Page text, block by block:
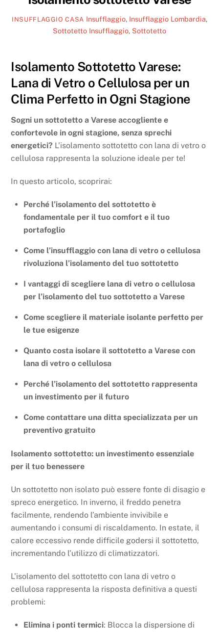
INSUFFLAGGIO CASA Insufflaggio, Insufflaggio Lombardia,
Sottotetto Insufflaggio, Sottotetto
Isolamento Sottotetto Varese:
Lana di Vetro o Cellulosa per un
Clima Perfetto in Ogni Stagione
Sogni un sottotetto a Varese accogliente e
confortevole in ogni stagione, senza sprechi
energetici? L’isolamento sottotetto con lana di vetro o
cellulosa rappresenta la soluzione ideale per te!
In questo articolo, scoprirai:
Perché l’isolamento del sottotetto è
fondamentale per il tuo comfort e il tuo
portafoglio
Come l’insufflaggio con lana di vetro o cellulosa
rivoluziona l’isolamento del tuo sottotetto
I vantaggi di scegliere lana di vetro o cellulosa
per l’isolamento del tuo sottotetto a Varese
Come scegliere il materiale isolante perfetto per
le tue esigenze
Quanto costa isolare il sottotetto a Varese con
lana di vetro o cellulosa
Perché l’isolamento del sottotetto rappresenta
un investimento per il futuro
Come contattare una ditta specializzata per un
preventivo gratuito
Isolamento sottotetto: un investimento essenziale
per il tuo benessere
Un sottotetto non isolato può essere fonte di disagio e
spreco energetico. In inverno, il freddo penetra
facilmente, rendendo l’ambiente invivibile e
aumentando i consumi di riscaldamento. In estate, il
calore eccessivo rende difficile godersi il sottotetto,
incrementando l’utilizzo di climatizzatori.
L’isolamento del sottotetto con lana di vetro o
cellulosa rappresenta la risposta definitiva a questi
problemi:
Elimina i ponti termici: Blocca la dispersione di